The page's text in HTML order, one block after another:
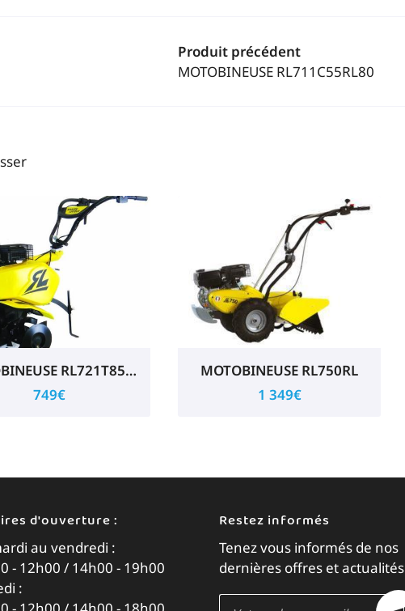
Produit précédent
MOTOBINEUSE RL711C55RL80
MOTOBINEUSE RL721T85RL
749€
MOTOBINEUSE RL750RL
1 349€
d'ouverture :
au vendredi :
- 12h00 / 14h00 - 19h00
:
Restez informés
Tenez vous informés de nos
dernières offres et actualités